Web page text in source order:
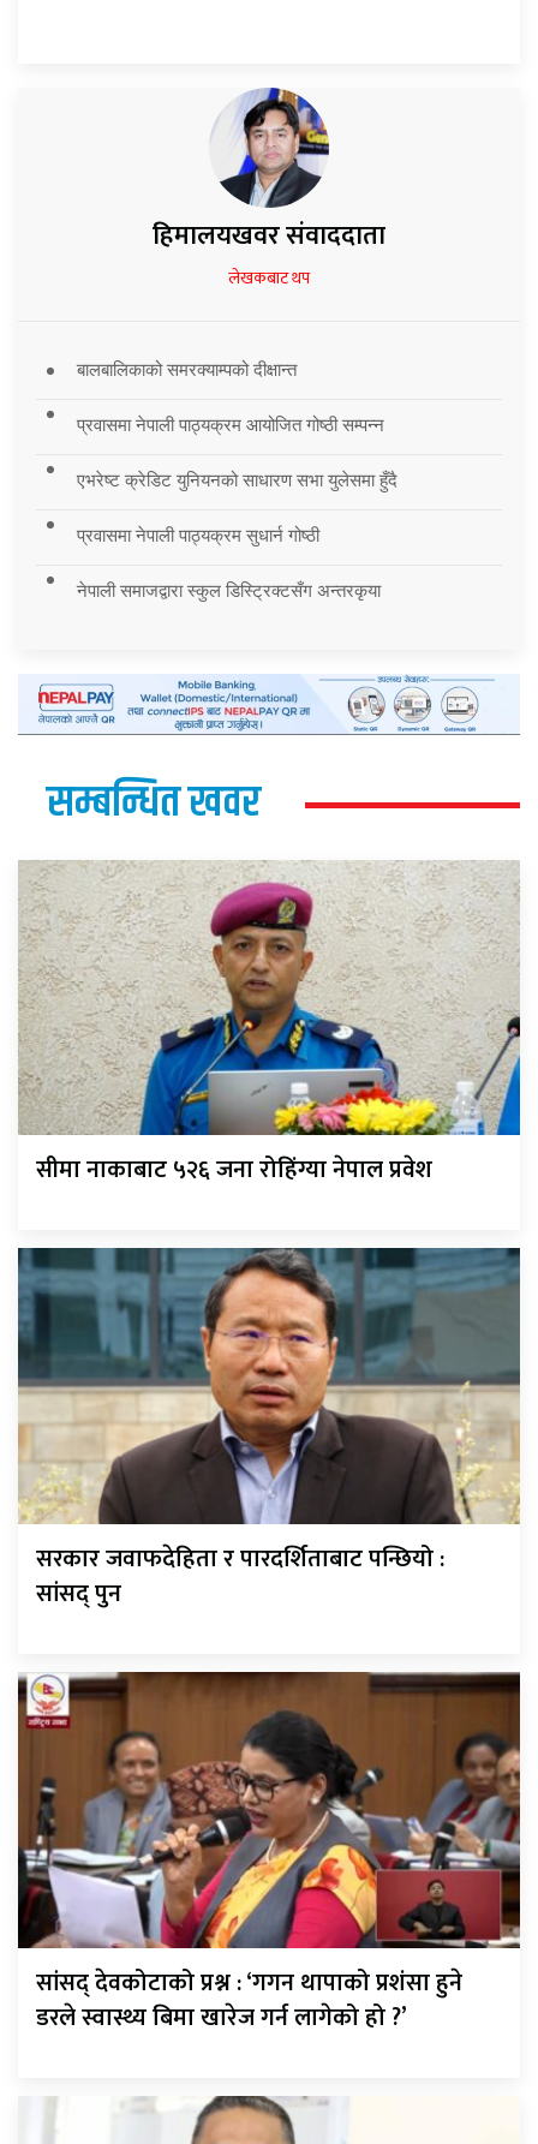
हिमालयखवर संवाददाता
लेखकबाट थप
बालबालिकाको समरक्याम्पको दीक्षान्त
प्रवासमा नेपाली पाठ्यक्रम आयोजित गोष्ठी सम्पन्न
एभरेष्ट क्रेडिट युनियनको साधारण सभा युलेसमा हुँदै
प्रवासमा नेपाली पाठ्यक्रम सुधार्न गोष्ठी
नेपाली समाजद्वारा स्कुल डिस्ट्रिक्टसँग अन्तरकृया
सम्बन्धित खवर
सीमा नाकाबाट ५२६ जना रोहिंग्या नेपाल प्रवेश
सरकार जवाफदेहिता र पारदर्शिताबाट पन्छियो :
सांसद् पुन
सांसद् देवकोटाको प्रश्न : ‘गगन थापाको प्रशंसा हुने
डरले स्वास्थ्य बिमा खारेज गर्न लागेको हो ?’